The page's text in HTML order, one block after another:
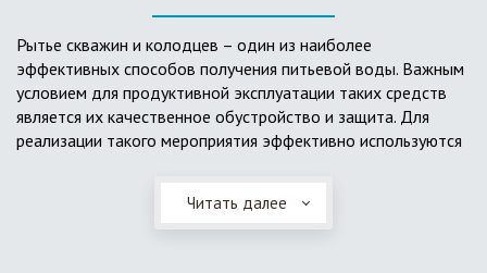
Рытье скважин и колодцев – один из наиболее
эффективных способов получения питьевой воды. Важным
условием для продуктивной эксплуатации таких средств
является их качественное обустройство и защита. Для
реализации такого мероприятия эффективно используются
Главное и неоспоримое преимущество кессонов – это
возможность эксплуатации в условиях пониженных
Читать далее